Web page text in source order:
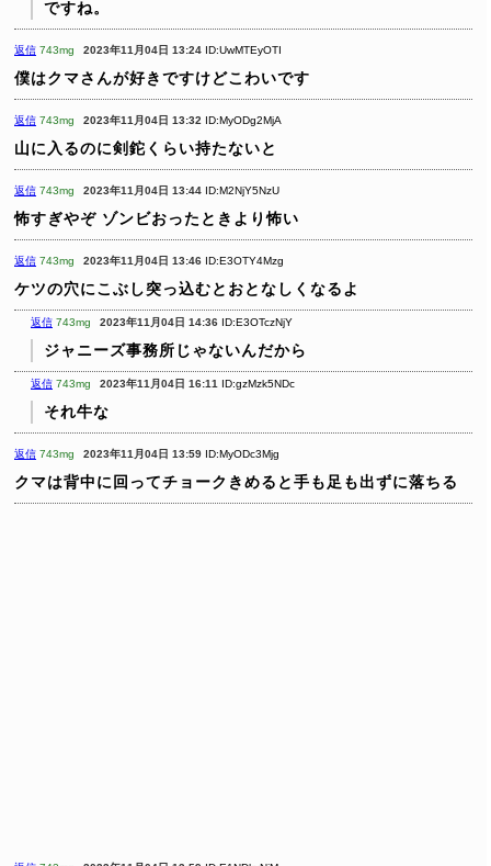
ですね。
返信 743mg 2023年11月04日 13:24 ID:UwMTEyOTI
僕はクマさんが好きですけどこわいです
返信 743mg 2023年11月04日 13:32 ID:MyODg2MjA
山に入るのに剣鉈くらい持たないと
返信 743mg 2023年11月04日 13:44 ID:M2NjY5NzU
怖すぎやぞ ゾンビおったときより怖い
返信 743mg 2023年11月04日 13:46 ID:E3OTY4Mzg
ケツの穴にこぶし突っ込むとおとなしくなるよ
返信 743mg 2023年11月04日 14:36 ID:E3OTczNjY
ジャニーズ事務所じゃないんだから
返信 743mg 2023年11月04日 16:11 ID:gzMzk5NDc
それ牛な
返信 743mg 2023年11月04日 13:59 ID:MyODc3Mjg
クマは背中に回ってチョークきめると手も足も出ずに落ちる